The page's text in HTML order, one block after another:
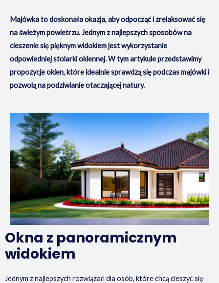
Majówka to doskonała okazja, aby odpocząć i zrelaksować się
na świeżym powietrzu. Jednym z najlepszych sposobów na
cieszenie się pięknym widokiem jest wykorzystanie
odpowiedniej stolarki okiennej. W tym artykule przedstawimy
propozycje okien, które idealnie sprawdzą się podczas majówki i
pozwolą na podziwianie otaczającej natury.
Okna z panoramicznym
widokiem
Jednym z najlepszych rozwiązań dla osób, które chcą cieszyć się